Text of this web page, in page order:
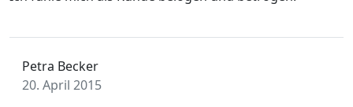
Petra Becker
20. April 2015